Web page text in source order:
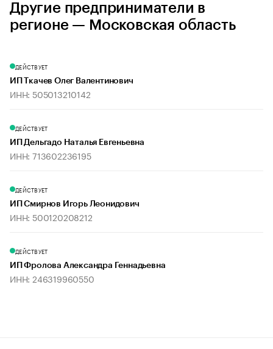
Другие предприниматели в
регионе — Московская область
ДЕЙСТВУЕТ
ИП Ткачев Олег Валентинович
ИНН: 505013210142
ДЕЙСТВУЕТ
ИП Дельгадо Наталья Евгеньевна
ИНН: 713602236195
ДЕЙСТВУЕТ
ИП Смирнов Игорь Леонидович
ИНН: 500120208212
ДЕЙСТВУЕТ
ИП Фролова Александра Геннадьевна
ИНН: 246319960550